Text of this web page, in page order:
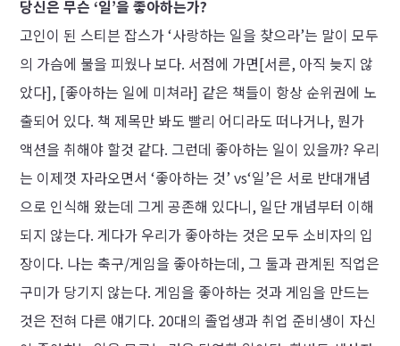
당신은 무슨 ‘일’을 좋아하는가?
고인이 된 스티븐 잡스가 ‘사랑하는 일을 찾으라’는 말이 모두
의 가슴에 불을 피웠나 보다. 서점에 가면[서른, 아직 늦지 않
았다], [좋아하는 일에 미쳐라] 같은 책들이 항상 순위권에 노
출되어 있다. 책 제목만 봐도 빨리 어디라도 떠나거나, 뭔가
액션을 취해야 할것 같다. 그런데 좋아하는 일이 있을까? 우리
는 이제껏 자라오면서 ‘좋아하는 것’ vs‘일’은 서로 반대개념
으로 인식해 왔는데 그게 공존해 있다니, 일단 개념부터 이해
되지 않는다. 게다가 우리가 좋아하는 것은 모두 소비자의 입
장이다. 나는 축구/게임을 좋아하는데, 그 둘과 관계된 직업은
구미가 당기지 않는다. 게임을 좋아하는 것과 게임을 만드는
것은 전혀 다른 얘기다. 20대의 졸업생과 취업 준비생이 자신